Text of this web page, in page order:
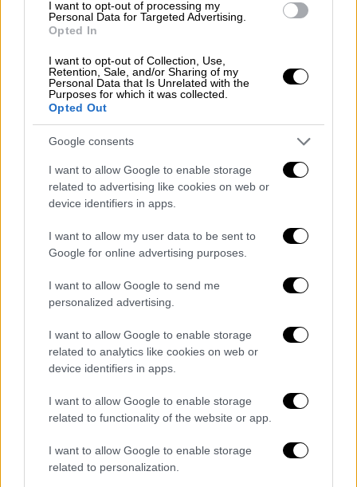
I want to opt-out of processing my
Personal Data for Targeted Advertising.
Opted In
I want to opt-out of Collection, Use,
Retention, Sale, and/or Sharing of my
Personal Data that Is Unrelated with the
Purposes for which it was collected.
Opted Out
Google consents
I want to allow Google to enable storage
related to advertising like cookies on web or
device identifiers in apps.
I want to allow my user data to be sent to
Google for online advertising purposes.
I want to allow Google to send me
personalized advertising.
I want to allow Google to enable storage
related to analytics like cookies on web or
device identifiers in apps.
I want to allow Google to enable storage
related to functionality of the website or app.
I want to allow Google to enable storage
related to personalization.
κάλυψη. Τέλος πάντων, ό,τι χρειαστεί τόσο
η τουρκική ακτοφυλακή όσο και ο τουρκικός
στόλος θα το κάνουν. Ρωτάτε πολύ
ειλικρινά. Θα σας πω και εγώ:Αν πρέπει αν
βυθιστεί ένα ελληνικό περιπολικό σκάφος,
θα βυθιστεί. Αν πρέπει να συγκρουστεί, θα
συγκρουστεί.Αν πρέπει να αλλάξει πορεία,
θα αλλάξει. Ελπίζω η Ελλάδα να μην
προκαλέσει αυτές τις εντάσεις. Αλλά
φαίνεται ότι τον Σεπτέμβριο και τον
παρενοχλήσεις εναντίον αλιευτικών σκαφών
Μεσογείου».
συνέχεια: